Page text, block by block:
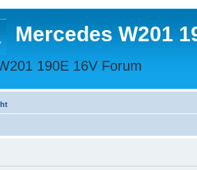
Mercedes W201
190E 16V Forum